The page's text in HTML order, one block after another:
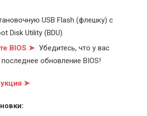
USB Flash (флешку) с
Disk Utility (BDU)
BIOS ➤ Убедитесь, что у вас
обновление BIOS!
➤